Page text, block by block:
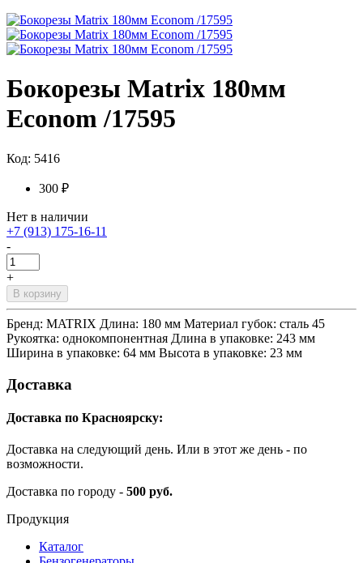
Бокорезы Matrix 180мм
Econom /17595
Код: 5416
300 ₽
Нет в наличии
+7 (913) 175-16-11
-
+
В корзину
Бренд: MATRIX Длина: 180 мм Материал губок: сталь 45
Рукоятка: однокомпонентная Длина в упаковке: 243 мм
Ширина в упаковке: 64 мм Высота в упаковке: 23 мм
Доставка
Доставка по Красноярску:
Доставка на следующий день. Или в этот же день - по
возможности.
Доставка по городу - 500 руб.
Продукция
Каталог